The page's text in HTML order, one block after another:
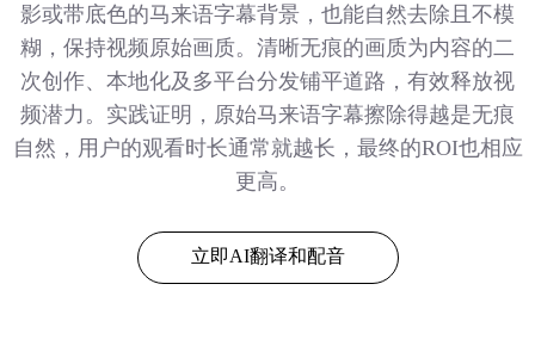
影或带底色的马来语字幕背景，也能自然去除且不模
糊，保持视频原始画质。清晰无痕的画质为内容的二
次创作、本地化及多平台分发铺平道路，有效释放视
频潜力。实践证明，原始马来语字幕擦除得越是无痕
自然，用户的观看时长通常就越长，最终的ROI也相应
更高。
立即AI翻译和配音